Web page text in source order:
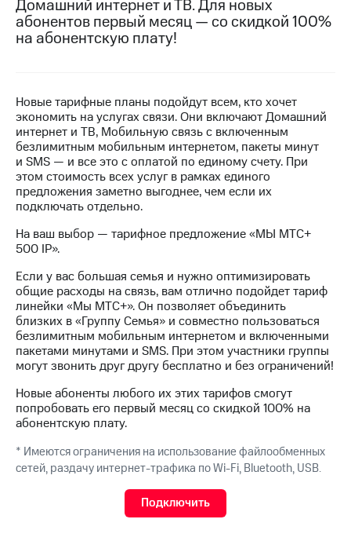
Услуги
группа
Заказать
SIM-
карту
Оформить
eSIM
SIM-
для
иностранцев
Оформить
чистый
номер
Выбрать
красивый
номер
Заменить
SIM-
карту
Скидка 30%
на связь
РИИЛ
и МТС
Супер
дешевле
при
оплате
с карты
МТС
Деньги
Выберите
ТВ
с выгодным
тарифом
Тарифы
Интернет,
ТВ и телефон
для дома
Услуги
Личный
Домашний интернет и ТВ. Для новых
абонентов первый месяц — со скидкой 100%
на абонентскую плату!
Новые тарифные планы подойдут всем, кто хочет
экономить на услугах связи. Они включают Домашний
интернет и ТВ, Мобильную связь с включенным
безлимитным мобильным интернетом, пакеты минут
и SMS — и все это с оплатой по единому счету. При
этом стоимость всех услуг в рамках единого
предложения заметно выгоднее, чем если их
подключать отдельно.
На ваш выбор — тарифное предложение «МЫ МТС+
500 IP».
Если у вас большая семья и нужно оптимизировать
общие расходы на связь, вам отлично подойдет тариф
линейки «Мы МТС+». Он позволяет объединить
близких в «Группу Семья» и совместно пользоваться
безлимитным мобильным интернетом и включенными
пакетами минутами и SMS. При этом участники группы
могут звонить друг другу бесплатно и без ограничений!
Новые абоненты любого их этих тарифов смогут
попробовать его первый месяц со скидкой 100% на
абонентскую плату.
* Имеются ограничения на использование файлообменных
сетей, раздачу интернет-трафика поWi-Fi,Bluetooth, USB.
Подключить